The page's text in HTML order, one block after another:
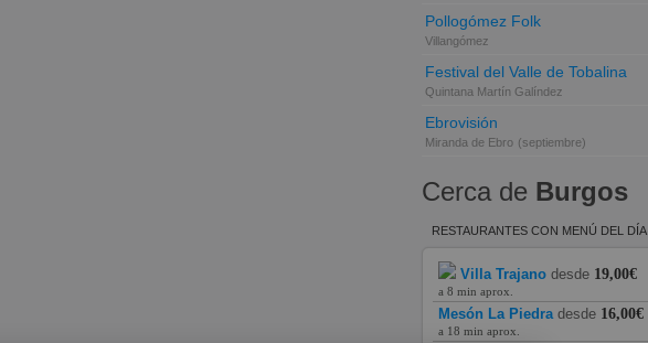
Pollogómez Folk
Villangómez
Festival del Valle de Tobalina
Quintana Martín Galíndez
Ebrovisión
Miranda de Ebro (septiembre)
Cerca de Burgos
RESTAURANTES CON MENÚ DEL DÍA
Villa Trajano desde 19,00€
a 8 min aprox.
Mesón La Piedra desde 16,00€
a 18 min aprox.